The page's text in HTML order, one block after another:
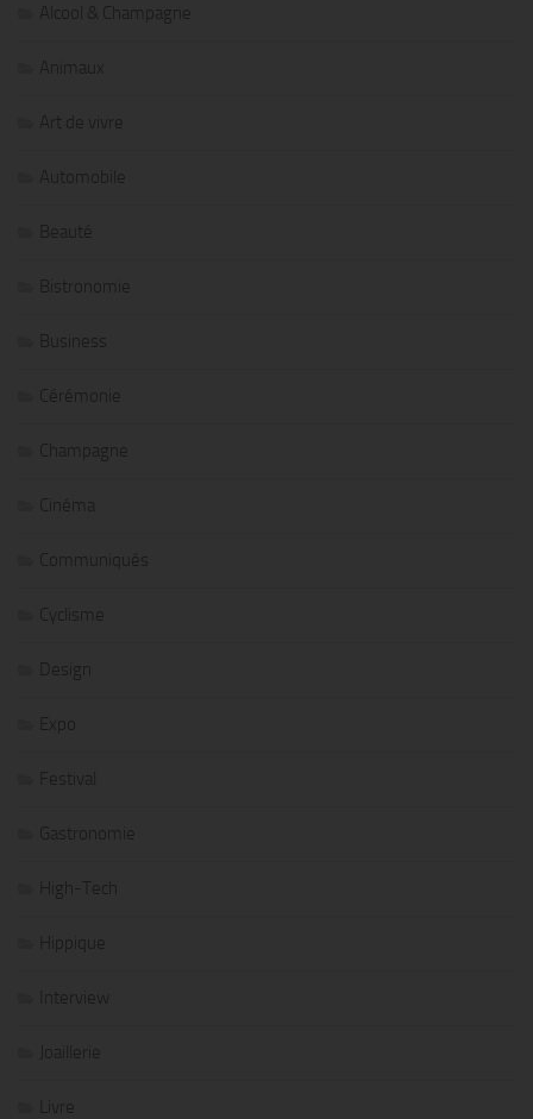
Alcool & Champagne
Animaux
Art de vivre
Automobile
Beauté
Bistronomie
Business
Cérémonie
Champagne
Cinéma
Communiqués
Cyclisme
Design
Expo
Festival
Gastronomie
High-Tech
Hippique
Interview
Joaillerie
Livre